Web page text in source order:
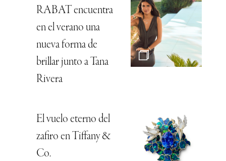
RABAT encuentra
en el verano una
nueva forma de
brillar junto a Tana
Rivera
El vuelo eterno del
zafiro en Tiffany &
Co.